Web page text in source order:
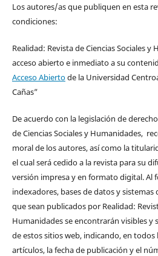
Los autores/as que publiquen en esta
condiciones:
Realidad: Revista de Ciencias Sociales
acceso abierto e inmediato a su
Acceso Abiertode la Universidad
Cañas”
De acuerdo con la legislación de
de Ciencias Sociales y Humanidades,
moral de los autores, así como la
el cual será cedido a la revista para su
versión impresa y en formato digital. Al
indexadores, bases de datos y sistemas
que sean publicados por Realidad:
Humanidades se encontrarán visibles y
de estos sitios web, indicando, en todos
artículos, la fecha de publicación y el